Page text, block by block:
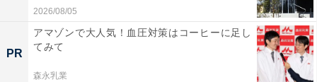
2026/08/05
PR
アマゾンで大人気！血圧対策はコーヒーに足し
てみて
森永乳業